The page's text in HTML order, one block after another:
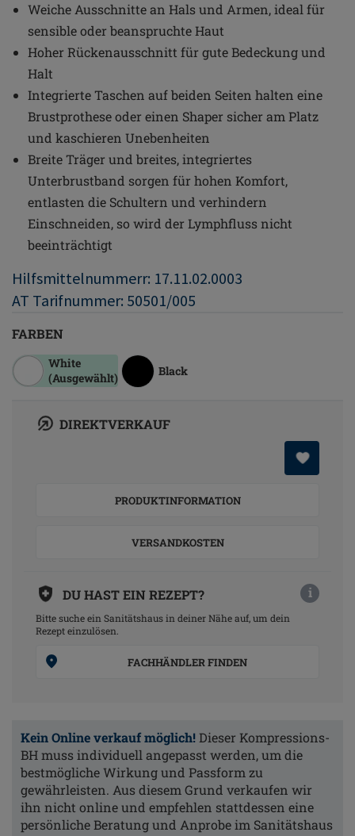
Weiche Ausschnitte an Hals und Armen, ideal für
sensible oder beanspruchte Haut
Hoher Rückenausschnitt für gute Bedeckung und
Halt
Integrierte Taschen auf beiden Seiten halten eine
Brustprothese oder einen Shaper sicher am Platz
und kaschieren Unebenheiten
Breite Träger und breites, integriertes
Unterbrustband sorgen für hohen Komfort,
entlasten die Schultern und verhindern
Einschneiden, so wird der Lymphfluss nicht
beeinträchtigt
Hilfsmittelnummerr: 17.11.02.0003
AT Tarifnummer: 50501/005
FARBEN
White
(Ausgewählt)
Black
DIREKTVERKAUF
PRODUKTINFORMATION
VERSANDKOSTEN
DU HAST EIN REZEPT? i
Bitte suche ein Sanitätshaus in deiner Nähe auf, um dein
Rezept einzulösen.
FACHHÄNDLER FINDEN
Kein Online verkauf möglich! Dieser Kompressions-
BH muss individuell angepasst werden, um die
bestmögliche Wirkung und Passform zu
gewährleisten. Aus diesem Grund verkaufen wir
ihn nicht online und empfehlen stattdessen eine
persönliche Beratung und Anprobe im Sanitätshaus